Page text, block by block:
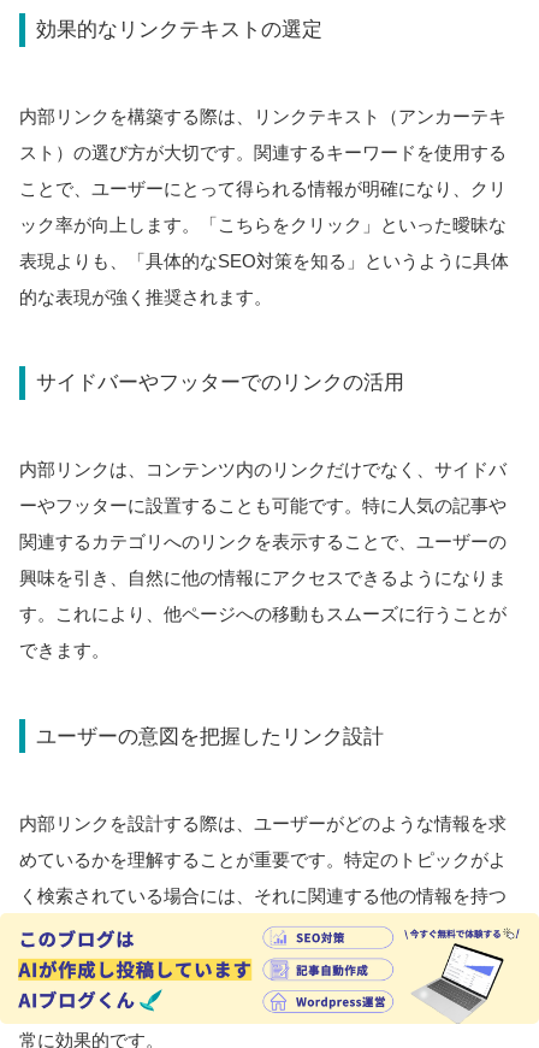
効果的なリンクテキストの選定
内部リンクを構築する際は、リンクテキスト（アンカーテキ
スト）の選び方が大切です。関連するキーワードを使用する
ことで、ユーザーにとって得られる情報が明確になり、クリ
ック率が向上します。「こちらをクリック」といった曖昧な
表現よりも、「具体的なSEO対策を知る」というように具体
的な表現が強く推奨されます。
サイドバーやフッターでのリンクの活用
内部リンクは、コンテンツ内のリンクだけでなく、サイドバ
ーやフッターに設置することも可能です。特に人気の記事や
関連するカテゴリへのリンクを表示することで、ユーザーの
興味を引き、自然に他の情報にアクセスできるようになりま
す。これにより、他ページへの移動もスムーズに行うことが
できます。
ユーザーの意図を把握したリンク設計
内部リンクを設計する際は、ユーザーがどのような情報を求
めているかを理解することが重要です。特定のトピックがよ
く検索されている場合には、それに関連する他の情報を持つ
記事とリンクを結ぶことで、ユーザーのニーズに応えた情報
提供が可能になります。このように、ユーザーの要望に基づ
いたリンク構造を作ることは、全体のSEO戦略においても非
常に効果的です。